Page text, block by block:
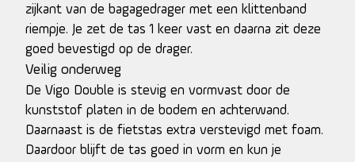
zijkant van de bagagedrager met een klittenband
riempje. Je zet de tas 1 keer vast en daarna zit deze
goed bevestigd op de drager.
Veilig onderweg
De Vigo Double is stevig en vormvast door de
kunststof platen in de bodem en achterwand.
Daarnaast is de fietstas extra verstevigd met foam.
Daardoor blijft de tas goed in vorm en kun je